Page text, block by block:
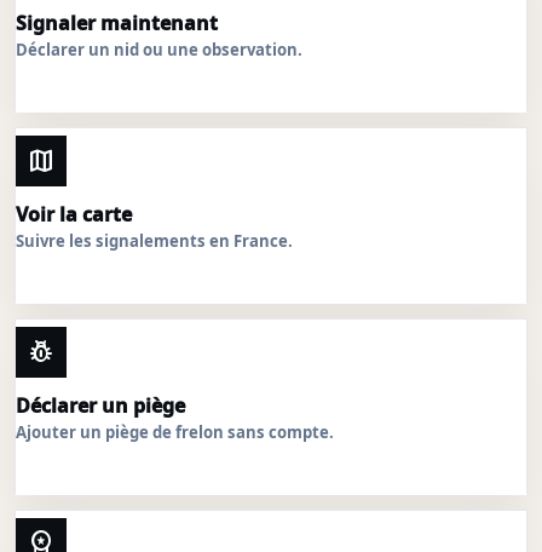
Signaler maintenant
Déclarer un nid ou une observation.
map
Voir la carte
Suivre les signalements en France.
pest_control
Déclarer un piège
Ajouter un piège de frelon sans compte.
workspace_premium